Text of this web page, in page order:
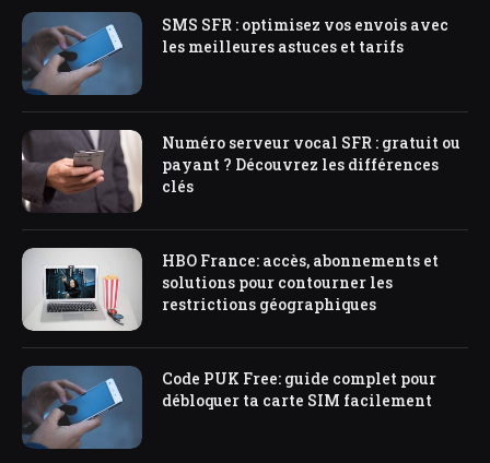
SMS SFR : optimisez vos envois avec
les meilleures astuces et tarifs
Numéro serveur vocal SFR : gratuit ou
payant ? Découvrez les différences
clés
HBO France: accès, abonnements et
solutions pour contourner les
restrictions géographiques
Code PUK Free: guide complet pour
débloquer ta carte SIM facilement